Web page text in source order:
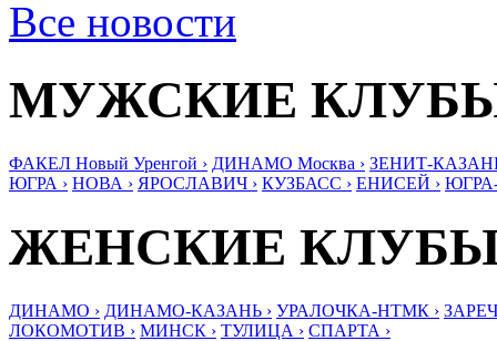
Все новости
МУЖСКИЕ
ФАКЕЛ Новый Уренгой › ДИНАМО Москва › ЗЕНИТ-
ЮГРА › НОВА › ЯРОСЛАВИЧ › КУЗБАСС › ЕНИСЕЙ ›
ЖЕНСКИЕ
ДИНАМО › ДИНАМО-КАЗАНЬ › УРАЛОЧКА-НТМК ›
ЛОКОМОТИВ › МИНСК › ТУЛИЦА › СПАРТА ›